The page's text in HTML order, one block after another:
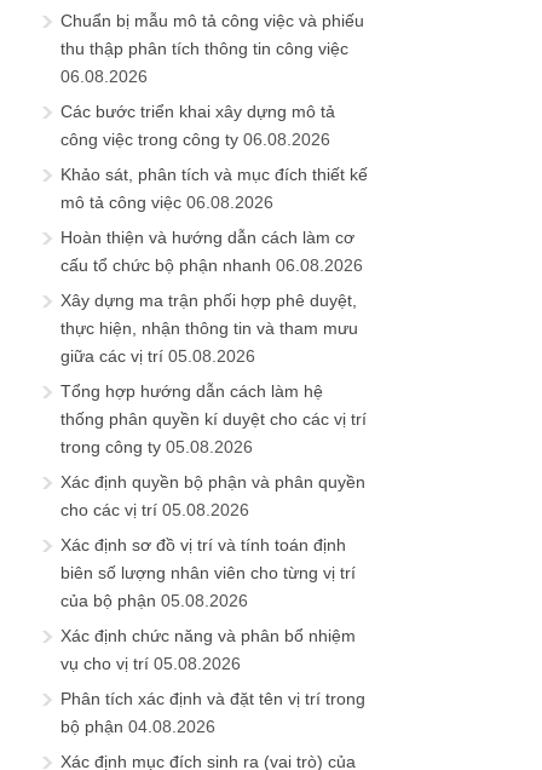
Chuẩn bị mẫu mô tả công việc và phiếu
thu thập phân tích thông tin công việc
06.08.2026
Các bước triển khai xây dựng mô tả
công việc trong công ty 06.08.2026
Khảo sát, phân tích và mục đích thiết kế
mô tả công việc 06.08.2026
Hoàn thiện và hướng dẫn cách làm cơ
cấu tổ chức bộ phận nhanh 06.08.2026
Xây dựng ma trận phối hợp phê duyệt,
thực hiện, nhận thông tin và tham mưu
giữa các vị trí 05.08.2026
Tổng hợp hướng dẫn cách làm hệ
thống phân quyền kí duyệt cho các vị trí
trong công ty 05.08.2026
Xác định quyền bộ phận và phân quyền
cho các vị trí 05.08.2026
Xác định sơ đồ vị trí và tính toán định
biên số lượng nhân viên cho từng vị trí
của bộ phận 05.08.2026
Xác định chức năng và phân bổ nhiệm
vụ cho vị trí 05.08.2026
Phân tích xác định và đặt tên vị trí trong
bộ phận 04.08.2026
Xác định mục đích sinh ra (vai trò) của